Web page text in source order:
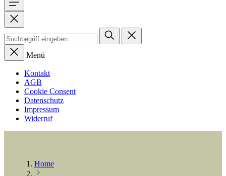
Menü
Kontakt
AGB
Cookie Consent
Datenschutz
Impressum
Widerruf
Home